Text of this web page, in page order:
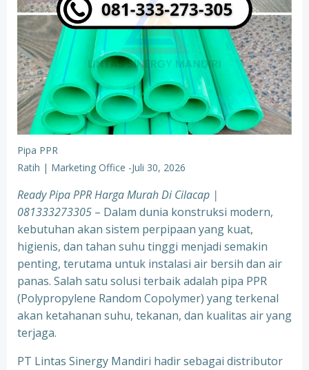
Pipa PPR
Ratih | Marketing Office -Juli 30, 2026
Ready Pipa PPR Harga Murah Di Cilacap |
081333273305 – Dalam dunia konstruksi modern,
kebutuhan akan sistem perpipaan yang kuat,
higienis, dan tahan suhu tinggi menjadi semakin
penting, terutama untuk instalasi air bersih dan air
panas. Salah satu solusi terbaik adalah pipa PPR
(Polypropylene Random Copolymer) yang terkenal
akan ketahanan suhu, tekanan, dan kualitas air yang
terjaga.
PT Lintas Sinergy Mandiri hadir sebagai distributor